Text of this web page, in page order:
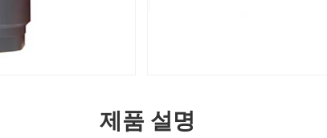
제품 설명